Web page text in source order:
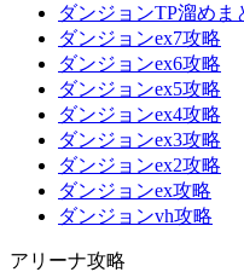
ダンジョンTP溜めま
ダンジョンex7攻略
ダンジョンex6攻略
ダンジョンex5攻略
ダンジョンex4攻略
ダンジョンex3攻略
ダンジョンex2攻略
ダンジョンex攻略
ダンジョンvh攻略
アリーナ攻略